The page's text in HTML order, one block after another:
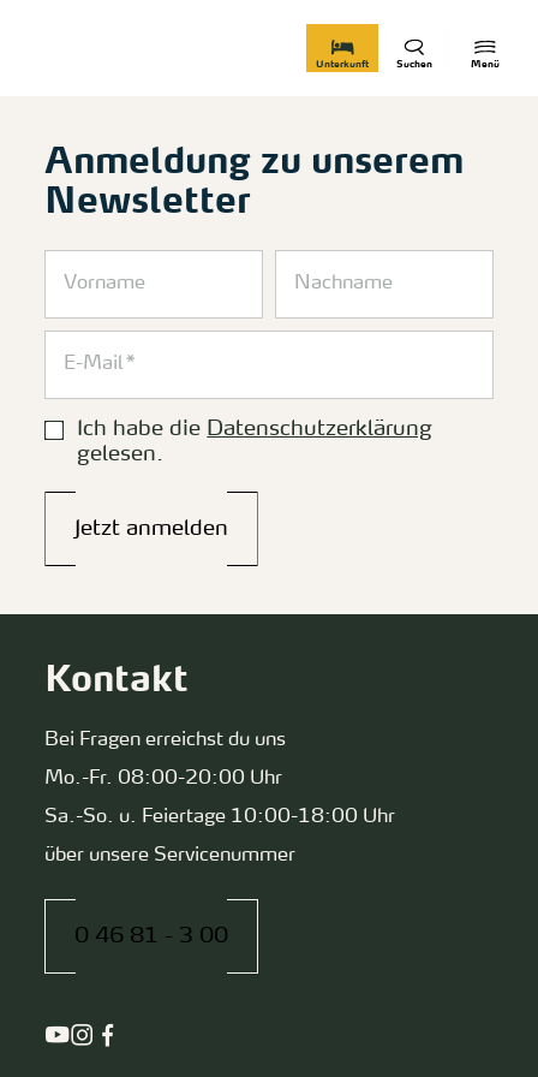
Menü
Suchen
Unterkunft
Anmeldung zu unserem
Newsletter
Ich habe die Datenschutzerklärung
gelesen.
Jetzt anmelden
Kontakt
Bei Fragen erreichst du uns
Mo.-Fr. 08:00-20:00 Uhr
Sa.-So. u. Feiertage 10:00-18:00 Uhr
über unsere Servicenummer
0 46 81 - 3 00